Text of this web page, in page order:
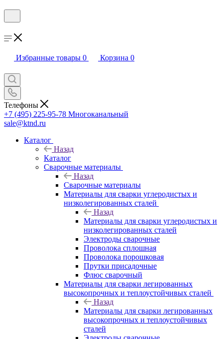
Избранные товары 0 Корзина 0
Телефоны
+7 (495) 225-95-78 Многоканальный
sale@ktnd.ru
Каталог
Назад
Каталог
Сварочные материалы
Назад
Сварочные материалы
Материалы для сварки углеродистых и
низколегированных сталей
Назад
Материалы для сварки углеродистых и
низколегированных сталей
Электроды сварочные
Проволока сплошная
Проволока порошковая
Прутки присадочные
Флюс сварочный
Материалы для сварки легированных
высокопрочных и теплоустойчивых сталей
Назад
Материалы для сварки легированных
высокопрочных и теплоустойчивых
сталей